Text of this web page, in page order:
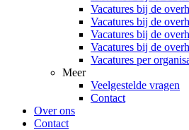
Vacatures bij de
Vacatures bij de
Vacatures bij de
Vacatures bij de
Vacatures per
Meer
Veelgestelde vragen
Contact
Over ons
Contact